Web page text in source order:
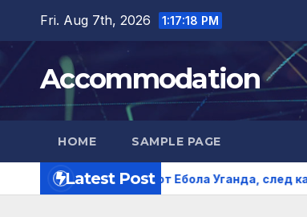
content
Fri. Aug 7th, 2026 1:17:19 PM
Accommodation
HOME SAMPLE PAGE
Latest Post
от Ебола Уганда, след като вирусът се